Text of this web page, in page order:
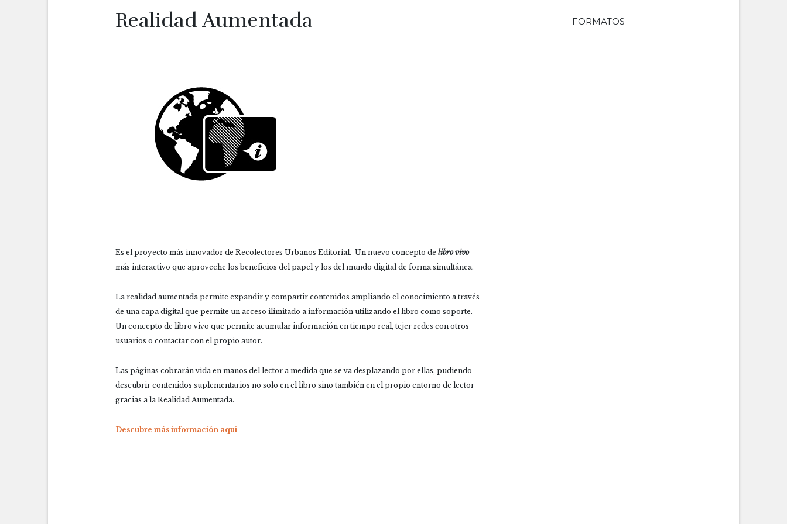
Realidad Aumentada
Es el proyecto más innovador de Recolectores Urbanos Editorial. Un nuevo concepto de libro vivo
más interactivo que aproveche los beneficios del papel y los del mundo digital de forma simultánea.
La realidad aumentada permite expandir y compartir contenidos ampliando el conocimiento a través
de una capa digital que permite un acceso ilimitado a información utilizando el libro como soporte.
Un concepto de libro vivo que permite acumular información en tiempo real, tejer redes con otros
usuarios o contactar con el propio autor.
Las páginas cobrarán vida en manos del lector a medida que se va desplazando por ellas, pudiendo
descubrir contenidos suplementarios no solo en el libro sino también en el propio entorno de lector
gracias a la Realidad Aumentada.
Descubre más información aquí
FORMATOS